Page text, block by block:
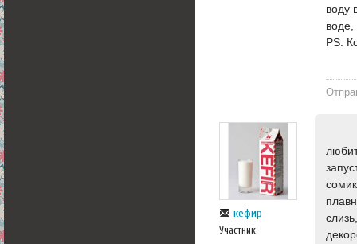
воду
PS:
кефир
Участник